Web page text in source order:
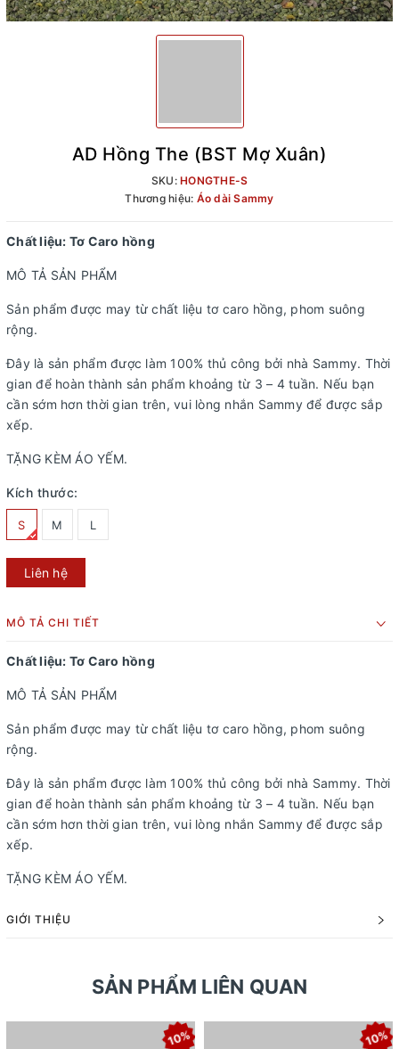
AD Hồng The (BST Mợ Xuân)
SKU: HONGTHE-S
Thương hiệu: Áo dài Sammy
Chất liệu: Tơ Caro hồng
MÔ TẢ SẢN PHẨM
Sản phẩm được may từ chất liệu tơ caro hồng, phom suông
rộng.
Đây là sản phẩm được làm 100% thủ công bởi nhà Sammy. Thời
gian để hoàn thành sản phẩm khoảng từ 3 – 4 tuần. Nếu bạn
cần sớm hơn thời gian trên, vui lòng nhắn Sammy để được sắp
xếp.
TẶNG KÈM ÁO YẾM.
Kích thước:
S M L
Liên hệ
MÔ TẢ CHI TIẾT
Chất liệu: Tơ Caro hồng
MÔ TẢ SẢN PHẨM
Sản phẩm được may từ chất liệu tơ caro hồng, phom suông
rộng.
Đây là sản phẩm được làm 100% thủ công bởi nhà Sammy. Thời
gian để hoàn thành sản phẩm khoảng từ 3 – 4 tuần. Nếu bạn
cần sớm hơn thời gian trên, vui lòng nhắn Sammy để được sắp
xếp.
TẶNG KÈM ÁO YẾM.
GIỚI THIỆU
SẢN PHẨM LIÊN QUAN
10% 10%